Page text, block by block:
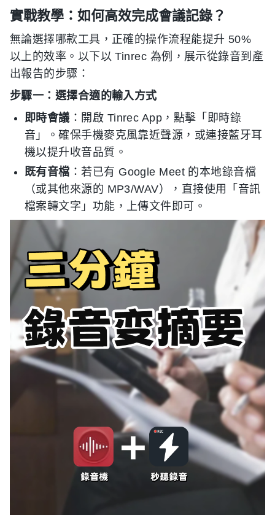
實戰教學：如何高效完成會議記錄？
無論選擇哪款工具，正確的操作流程能提升 50%
以上的效率。以下以 Tinrec 為例，展示從錄音到產
出報告的步驟：
步驟一：選擇合適的輸入方式
即時會議 ：開啟 Tinrec App，點擊「即時錄
音」。確保手機麥克風靠近聲源，或連接藍牙耳
機以提升收音品質。
既有音檔 ：若已有 Google Meet 的本地錄音檔
（或其他來源的 MP3/WAV），直接使用「音訊
檔案轉文字」功能，上傳文件即可。